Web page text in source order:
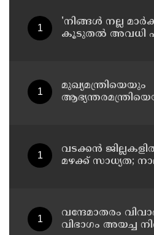
'നിങ്ങള്‍ നല്ല
കൂടുതല്‍ അവധി
മുഖ്യമന്ത്രിയെയും
വടക്കന്‍
മഴക്ക് സാധ്യത;
വന്ദേമാതരം
വിഭാഗം അയച്ച